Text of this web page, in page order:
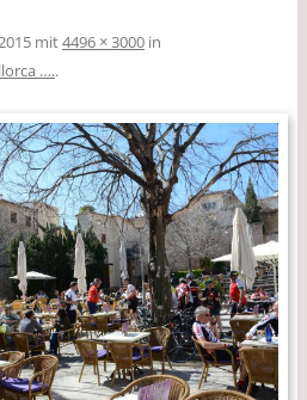
mit4496 × 3000 in
…..